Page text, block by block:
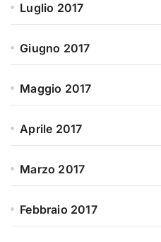
Luglio 2017
Giugno 2017
Maggio 2017
Aprile 2017
Marzo 2017
Febbraio 2017